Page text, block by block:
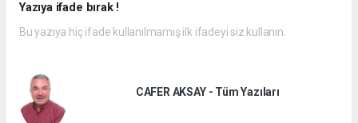
Yazıya ifade bırak !
Bu yazıya hiç ifade kullanılmamış ilk ifadeyi siz kullanın.
CAFER AKSAY - Tüm Yazıları